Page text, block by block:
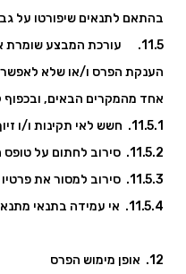
בהתאם לתנאים שיפורטו על
11.5. עורכת המבצע
הענקת הפרס ו/או שלא
אחד מהמקרים הבאים,
11.5.1. חשש לאי תקינות ו/ו זיוף.
11.5.2. סירוב לחתום על טופס הצהרת זוכה.
11.5.3. סירוב למסור את פרטיו המלאים של מקבל הפרס.
11.5.4. אי עמידה בתנאי מתנאי התקנון.
12. אופן מימוש הפרס